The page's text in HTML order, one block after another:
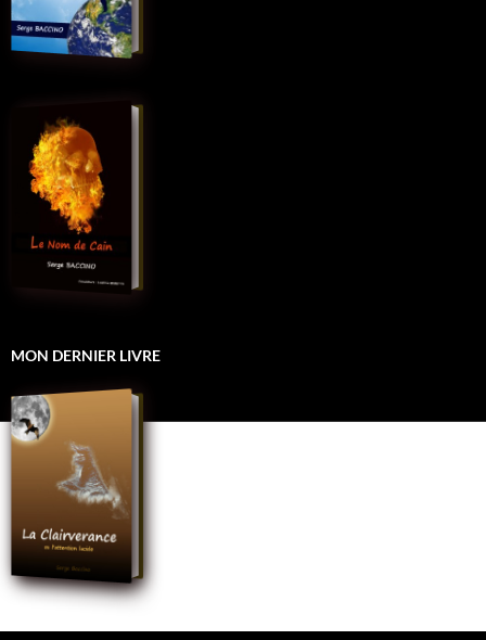
MON DERNIER LIVRE